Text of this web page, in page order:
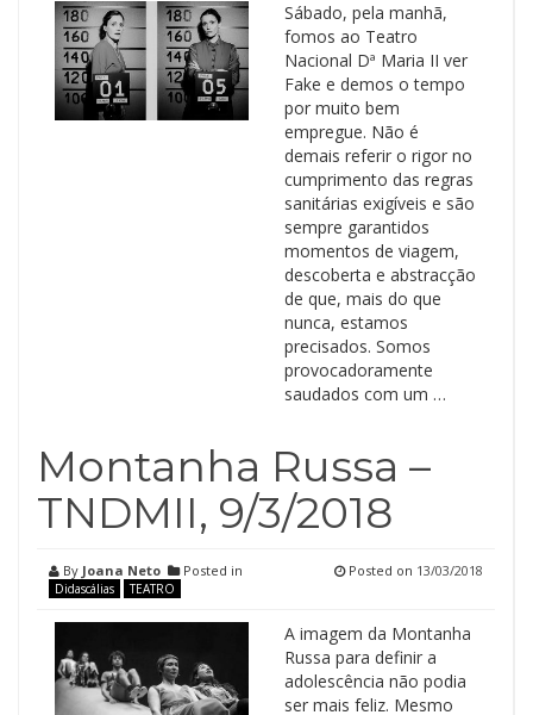
Sábado, pela manhã,
fomos ao Teatro
Nacional Dª Maria II ver
Fake e demos o tempo
por muito bem
empregue. Não é
demais referir o rigor no
cumprimento das regras
sanitárias exigíveis e são
sempre garantidos
momentos de viagem,
descoberta e abstracção
de que, mais do que
nunca, estamos
precisados. Somos
provocadoramente
saudados com um …
Montanha Russa –
TNDMII, 9/3/2018
By Joana Neto Posted in
Didascálias TEATRO
Posted on 13/03/2018
A imagem da Montanha
Russa para definir a
adolescência não podia
ser mais feliz. Mesmo